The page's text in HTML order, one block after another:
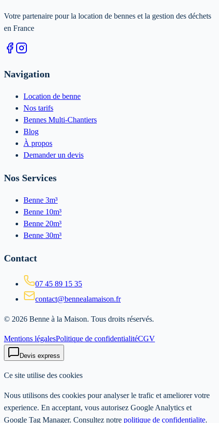
Votre partenaire pour la location de bennes et la gestion des déchets
en France
Navigation
Location de benne
Nos tarifs
Bennes Multi-Chantiers
Blog
À propos
Demander un devis
Nos Services
Benne 3m³
Benne 10m³
Benne 20m³
Benne 30m³
Contact
07 45 89 15 35
contact@bennealamaison.fr
© 2026 Benne à la Maison. Tous droits réservés.
Mentions légalesPolitique de confidentialitéCGV
Devis express
Ce site utilise des cookies
Nous utilisons des cookies pour analyser le trafic et ameliorer votre
experience. En acceptant, vous autorisez Google Analytics et
Google Tag Manager. Consultez notre politique de confidentialite.